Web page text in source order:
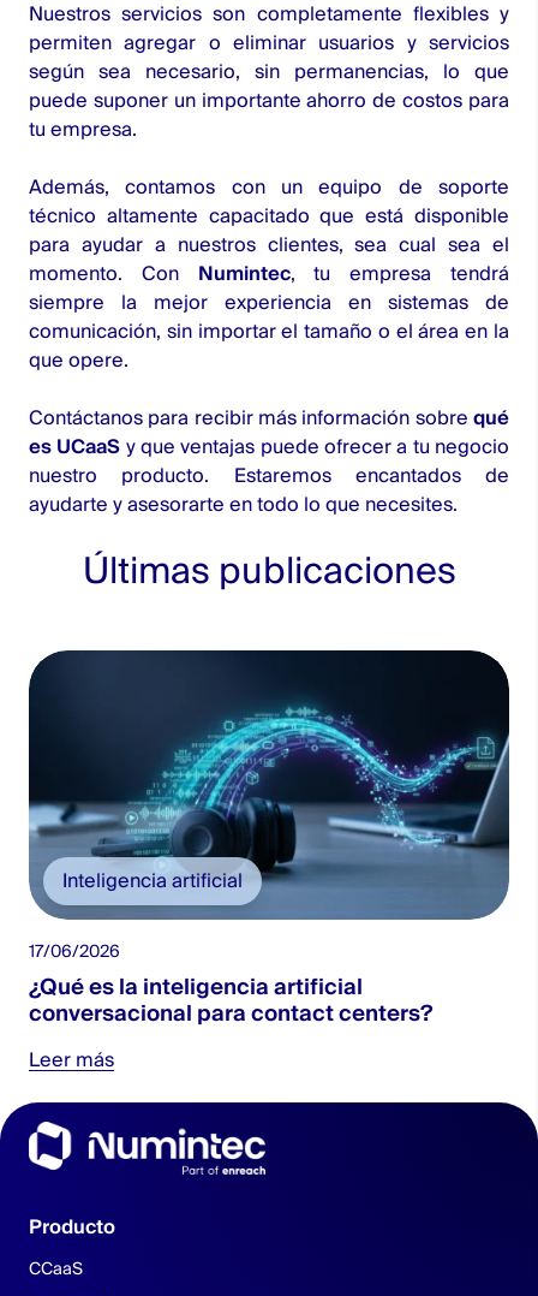
Nuestros servicios son completamente flexibles y
permiten agregar o eliminar usuarios y servicios
según sea necesario, sin permanencias, lo que
puede suponer un importante ahorro de costos para
tu empresa.
Además, contamos con un equipo de soporte
técnico altamente capacitado que está disponible
para ayudar a nuestros clientes, sea cual sea el
momento. Con Numintec, tu empresa tendrá
siempre la mejor experiencia en sistemas de
comunicación, sin importar el tamaño o el área en la
que opere.
Contáctanos para recibir más información sobre qué
es UCaaS y que ventajas puede ofrecer a tu negocio
nuestro producto. Estaremos encantados de
ayudarte y asesorarte en todo lo que necesites.
Últimas publicaciones
Inteligencia artificial
17/06/2026
¿Qué es la inteligencia artificial
conversacional para contact centers?
Leer más
Producto
CCaaS